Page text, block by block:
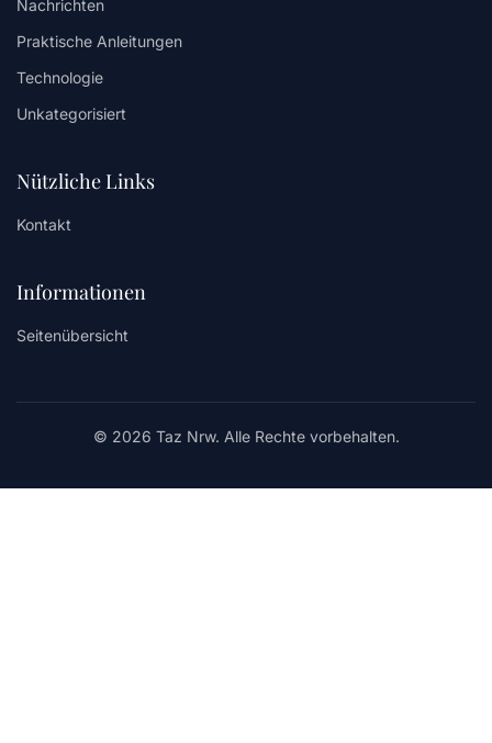
Nachrichten
Praktische Anleitungen
Technologie
Unkategorisiert
Nützliche Links
Kontakt
Informationen
Seitenübersicht
© 2026 Taz Nrw. Alle Rechte vorbehalten.